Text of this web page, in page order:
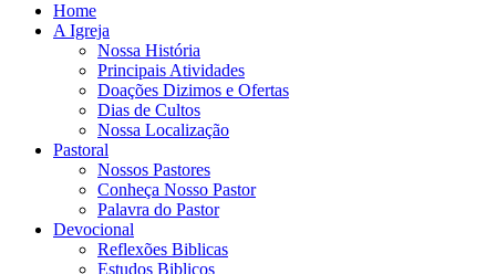
Home
A Igreja
Nossa História
Principais Atividades
Doações Dizimos e Ofertas
Dias de Cultos
Nossa Localização
Pastoral
Nossos Pastores
Conheça Nosso Pastor
Palavra do Pastor
Devocional
Reflexões Biblicas
Estudos Biblicos